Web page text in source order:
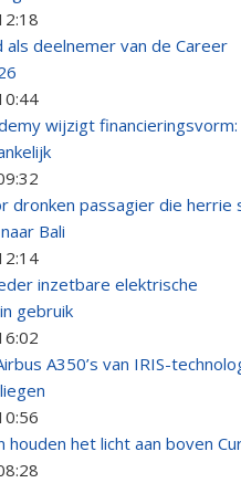
als deelnemer van de Career
wijzigt
dronken passagier die herrie
Bali
inzetbare elektrische
gebruik
A350’s van IRIS-
het licht aan boven